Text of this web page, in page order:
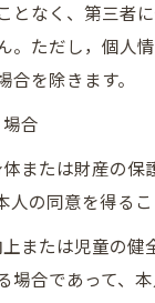
となく、第三者
。ただし，個人
合を除きます。
合
または財産の保
人の同意を得る
または児童の健
場合であって、